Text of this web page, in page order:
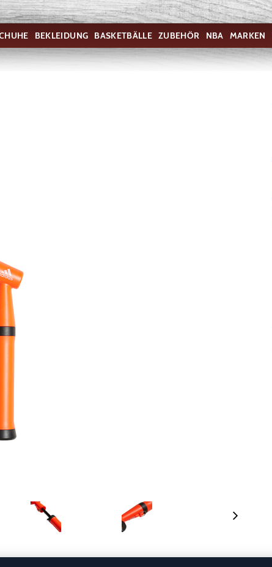
BEKLEIDUNG BASKETBÄLLE ZUBEHÖR NBA MARKEN